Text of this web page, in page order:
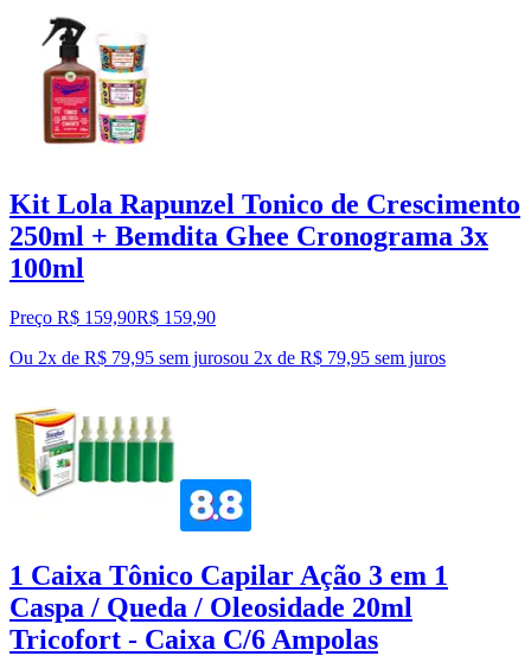
Kit Lola Rapunzel Tonico de Crescimento
250ml + Bemdita Ghee Cronograma 3x
100ml
Preço R$ 159,90R$ 159,90
Ou 2x de R$ 79,95 sem jurosou 2x de R$ 79,95 sem juros
1 Caixa Tônico Capilar Ação 3 em 1
Caspa / Queda / Oleosidade 20ml
Tricofort - Caixa C/6 Ampolas